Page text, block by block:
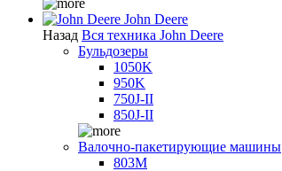
John Deere
Назад Вся техника John Deere
Бульдозеры
1050K
950K
750J-II
850J-II
Валочно-пакетирующие машины
803M